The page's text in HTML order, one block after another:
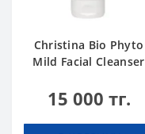
Christina Bio Phyto
Mild Facial Cleanser
15 000 тг.